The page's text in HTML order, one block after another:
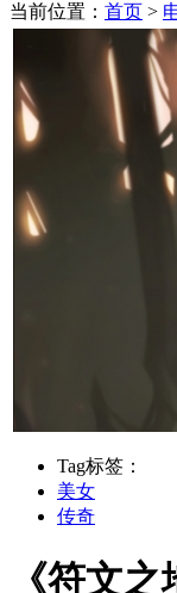
当前位置： 首页 >
Tag标签：
美女
传奇
《符文